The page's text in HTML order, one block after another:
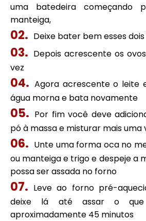
uma batedeira começando
manteiga,
Deixe bater bem esses
Depois acrescente os
vez
Agora acrescente o leite
água morna e bata novamente
Por fim você deve
pó à massa e misturar mais uma
Unte uma forma oca no
ou manteiga e trigo e despeje a
possa ser assada no forno
Leve ao forno pré-
deixe lá até assar o que
aproximadamente 45 minutos